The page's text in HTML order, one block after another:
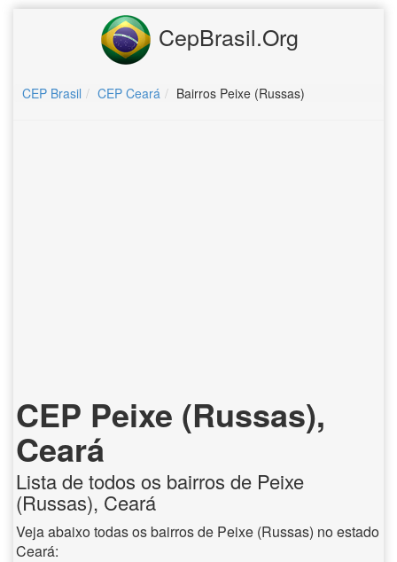
CepBrasil.Org
CEP Brasil CEP Ceará Bairros Peixe (Russas)
CEP Peixe (Russas),
Ceará
Lista de todos os bairros de Peixe
(Russas), Ceará
Veja abaixo todas os bairros de Peixe (Russas) no estado
Ceará: